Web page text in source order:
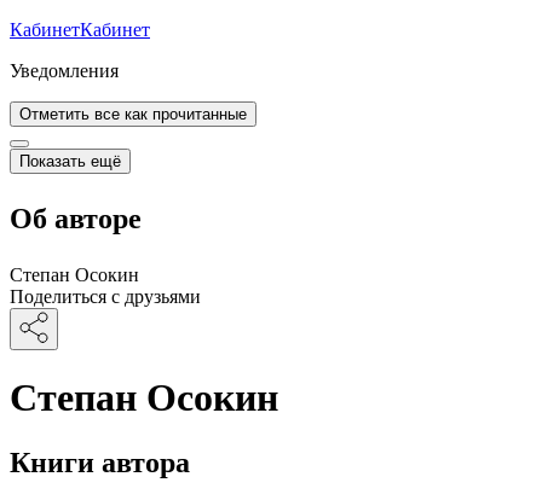
КабинетКабинет
Уведомления
Отметить все как прочитанные
Показать ещё
Об авторе
Степан Осокин
Поделиться с друзьями
Степан Осокин
Книги автора